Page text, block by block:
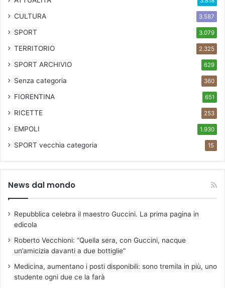
CULTURA 3.587
SPORT 3.079
TERRITORIO 2.325
SPORT ARCHIVIO 629
Senza categoria 360
FIORENTINA 651
RICETTE 253
EMPOLI 1.930
SPORT vecchia categoria 15
News dal mondo
Repubblica celebra il maestro Guccini. La prima pagina in
edicola
Roberto Vecchioni: “Quella sera, con Guccini, nacque
un’amicizia davanti a due bottiglie”
Medicina, aumentano i posti disponibili: sono tremila in più, uno
studente ogni due ce la farà